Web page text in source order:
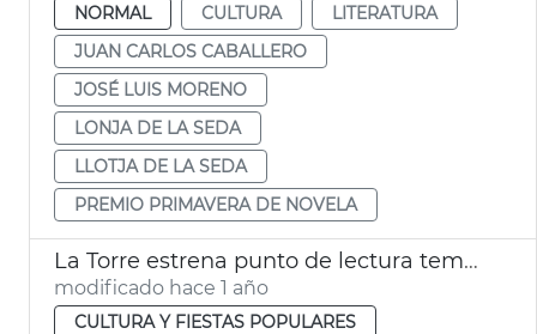
NORMAL
CULTURA
LITERATURA
JUAN CARLOS CABALLERO
JOSÉ LUIS MORENO
LONJA DE LA SEDA
LLOTJA DE LA SEDA
PREMIO PRIMAVERA DE NOVELA
La Torre estrena punto de lectura temporal
modificado hace 1 año
CULTURA Y FIESTAS POPULARES